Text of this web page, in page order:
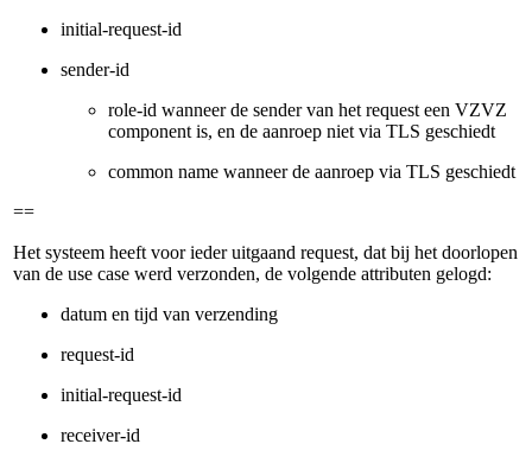
initial-request-id
sender-id
role-id wanneer de sender van het request een VZVZ
component is, en de aanroep niet via TLS geschiedt
common name wanneer de aanroep via TLS geschiedt
==
Het systeem heeft voor ieder uitgaand request, dat bij het doorlopen
van de use case werd verzonden, de volgende attributen gelogd:
datum en tijd van verzending
request-id
initial-request-id
receiver-id